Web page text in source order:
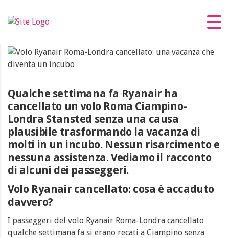
una vacanza che diventa un incubo
Qualche settimana fa Ryanair ha
cancellato un volo Roma Ciampino-
Londra Stansted senza una causa
plausibile trasformando la vacanza di
molti in un incubo. Nessun risarcimento e
nessuna assistenza. Vediamo il racconto
di alcuni dei passeggeri.
Volo Ryanair cancellato: cosa è accaduto
davvero?
I passeggeri del volo Ryanair Roma-Londra cancellato
qualche settimana fa si erano recati a Ciampino senza